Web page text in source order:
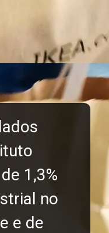
1,3%
no
e de